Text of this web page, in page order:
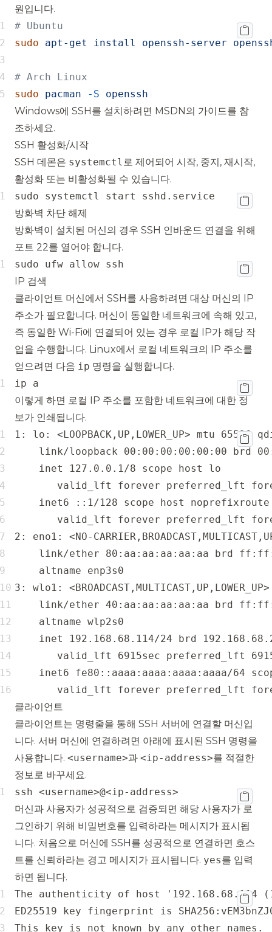
원입니다.
sudo
apt-get install openssh-server
sudo
pacman -S
openssh
Windows에 SSH를 설치하려면 MSDN의 가이드를 참
조하세요.
SSH 활성화/시작
SSH 데몬은 systemctl로 제어되어 시작, 중지, 재시작,
활성화 또는 비활성화될 수 있습니다.
sudo systemctl start sshd.service
방화벽 차단 해제
방화벽이 설치된 머신의 경우 SSH 인바운드 연결을 위해
포트 22를 열어야 합니다.
sudo ufw allow ssh
IP 검색
클라이언트 머신에서 SSH를 사용하려면 대상 머신의 IP
주소가 필요합니다. 머신이 동일한 네트워크에 속해 있고,
즉 동일한 Wi-Fi에 연결되어 있는 경우 로컬 IP가 해당 작
업을 수행합니다. Linux에서 로컬 네트워크의 IP 주소를
얻으려면 다음 ip 명령을 실행합니다.
ip a
이렇게 하면 로컬 IP 주소를 포함한 네트워크에 대한 정
보가 인쇄됩니다.
valid_lft forever preferred_lft
클라이언트
클라이언트는 명령줄을 통해 SSH 서버에 연결할 머신입
니다. 서버 머신에 연결하려면 아래에 표시된 SSH 명령을
사용합니다. <username>과 <ip-address>를 적절한
정보로 바꾸세요.
ssh <username>@<ip-address>
머신과 사용자가 성공적으로 검증되면 해당 사용자가 로
그인하기 위해 비밀번호를 입력하라는 메시지가 표시됩
니다. 처음으로 머신에 SSH를 성공적으로 연결하면 호스
트를 신뢰하라는 경고 메시지가 표시됩니다. yes를 입력
하면 됩니다.